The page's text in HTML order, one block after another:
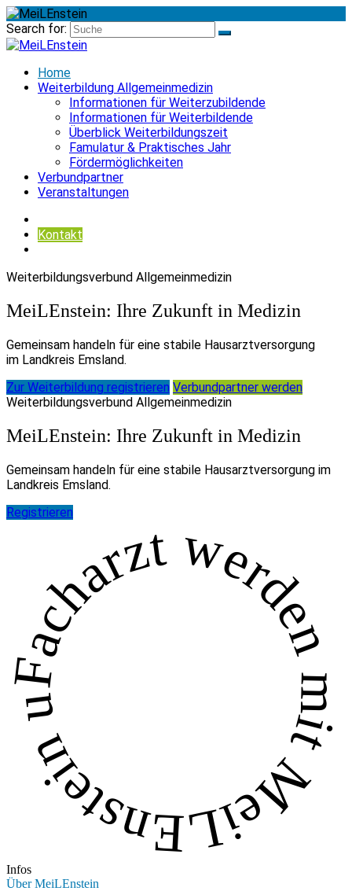
Search for:
Home
Weiterbildung Allgemeinmedizin
Informationen für Weiterzubildende
Informationen für Weiterbildende
Überblick Weiterbildungszeit
Famulatur & Praktisches Jahr
Fördermöglichkeiten
Verbundpartner
Veranstaltungen
Kontakt
Weiterbildungsverbund Allgemeinmedizin
MeiLEnstein: Ihre Zukunft in Medizin
Gemeinsam handeln für eine stabile Hausarztversorgung
im Landkreis Emsland.
Zur Weiterbildung registrieren Verbundpartner werden
Weiterbildungsverbund Allgemeinmedizin
MeiLEnstein: Ihre Zukunft in Medizin
Gemeinsam handeln für eine stabile Hausarztversorgung im
Landkreis Emsland.
Registrieren
Facharzt werden mit MeiLEnstein und genial eG
Infos
Über MeiLEnstein